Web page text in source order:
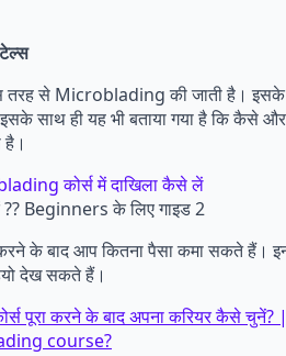
तरह से Microblading की जाती है।
इसके साथ ही यह भी बताया गया है कि
Beginners के लिए गाइड 2
बाद आप कितना पैसा कमा सकते हैं। इन
देख सकते हैं।
पूरा करने के बाद अपना करियर कैसे
course?